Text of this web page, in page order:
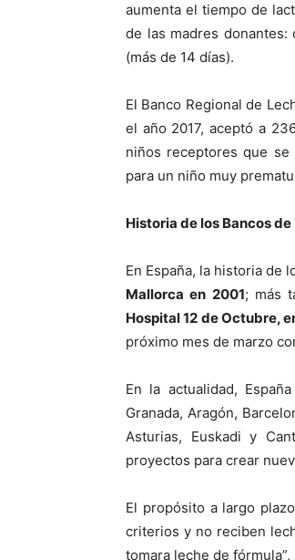
aumenta el tiempo de
de las madres
(más de 14 días).
El Banco Regional de
el año 2017, aceptó a
niños receptores que
para un niño muy
Historia de los Bancos de
En España, la historia de
Mallorca en 2001; más
Hospital 12 de Octubre,
próximo mes de marzo
En la actualidad,
Granada, Aragón,
Asturias, Euskadi y
proyectos para crear
El propósito a largo
criterios y no reciben
tomara leche de fórmula”,